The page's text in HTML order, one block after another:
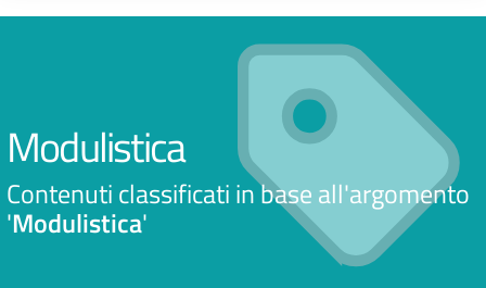
Modulistica
Contenuti classificati in base all'argomento
'Modulistica'